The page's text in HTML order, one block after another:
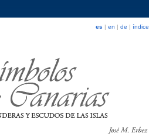
es | en | de | índice